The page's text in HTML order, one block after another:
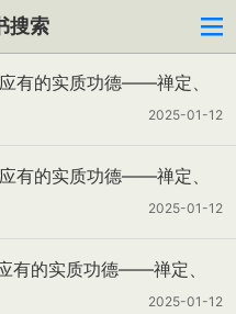
搜索
有的实质功德——禅定、
2025-01-12
有的实质功德——禅定、
2025-01-12
有的实质功德——禅定、
2025-01-12